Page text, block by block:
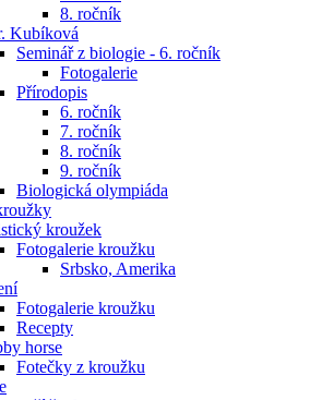
8. ročník
Kubíková
Seminář z biologie - 6. ročník
Fotogalerie
Přírodopis
6. ročník
7. ročník
8. ročník
9. ročník
Biologická olympiáda
kroužek
Fotogalerie kroužku
Srbsko, Amerika
Fotogalerie kroužku
Recepty
horse
Fotečky z kroužku